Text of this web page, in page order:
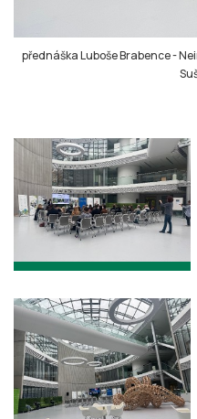
přednáška Luboše Brabence -